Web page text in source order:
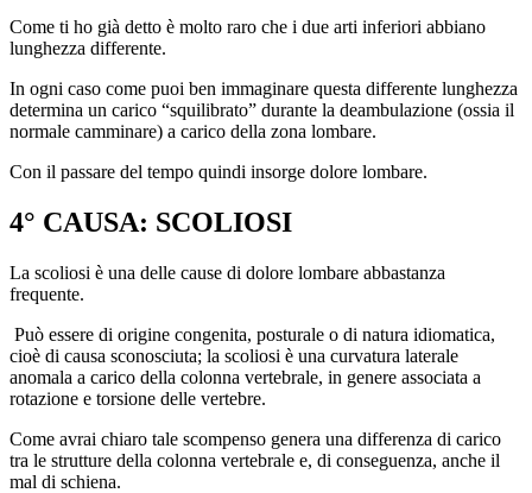
Come ti ho già detto è molto raro che i due arti inferiori abbiano
lunghezza differente.
In ogni caso come puoi ben immaginare questa differente lunghezza
determina un carico “squilibrato” durante la deambulazione (ossia il
normale camminare) a carico della zona lombare.
Con il passare del tempo quindi insorge dolore lombare.
4° CAUSA: SCOLIOSI
La scoliosi è una delle cause di dolore lombare abbastanza
frequente.
Può essere di origine congenita, posturale o di natura idiomatica,
cioè di causa sconosciuta; la scoliosi è una curvatura laterale
anomala a carico della colonna vertebrale, in genere associata a
rotazione e torsione delle vertebre.
Come avrai chiaro tale scompenso genera una differenza di carico
tra le strutture della colonna vertebrale e, di conseguenza, anche il
mal di schiena.